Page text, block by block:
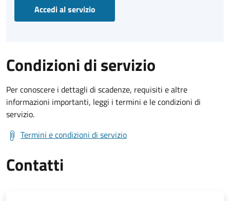
Accedi al servizio
Condizioni di servizio
Per conoscere i dettagli di scadenze, requisiti e altre
informazioni importanti, leggi i termini e le condizioni di
servizio.
Termini e condizioni di servizio
Contatti